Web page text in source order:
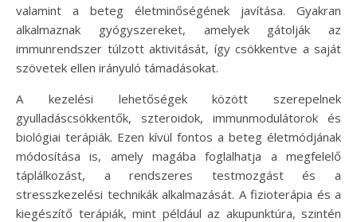
valamint a beteg életminőségének javítása. Gyakran
alkalmaznak gyógyszereket, amelyek gátolják az
immunrendszer túlzott aktivitását, így csökkentve a saját
szövetek ellen irányuló támadásokat.
A kezelési lehetőségek között szerepelnek
gyulladáscsökkentők, szteroidok, immunmodulátorok és
biológiai terápiák. Ezen kívül fontos a beteg életmódjának
módosítása is, amely magába foglalhatja a megfelelő
táplálkozást, a rendszeres testmozgást és a
stresszkezelési technikák alkalmazását. A fizioterápia és a
kiegészítő terápiák, mint például az akupunktúra, szintén